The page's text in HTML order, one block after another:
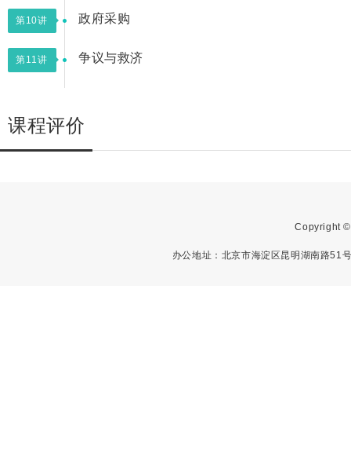
第10讲 政府采购
第11讲 争议与救济
课程评价
Copyright
办公地址：北京市海淀区昆明湖南路51